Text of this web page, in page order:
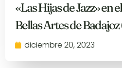
«Las Hijas de Jazz» en
Bellas Artes de
diciembre 20, 2023